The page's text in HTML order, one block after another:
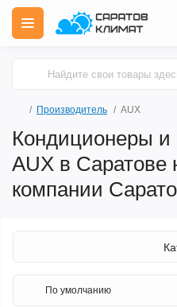
Производитель AUX
Кондиционеры и
AUX в Саратове
компании